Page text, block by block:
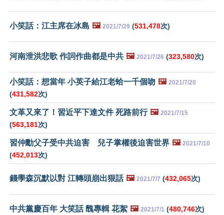
小笑話：江主席在冰島 🖼️ 2021/7/29 (531,478次)
河南泄洪悲歌 作詞作曲都是中共 🖼️ 2021/7/26 (323,580次)
小笑話：想當年 小英子給江老蛤一千個吻 🖼️ 2021/7/20
(431,582次)
文革又來了！習近平下達文件 死路前行 🖼️ 2021/7/15
(563,181次)
習仲勳父子受中共迫害 兒子掌權後迫害世界 🖼️ 2021/7/10
(452,013次)
錢學森沉默以對 江轉頭崩出狠話 🖼️ 2021/7/7 (432,065次)
中共黨慶百年 大笑話 醜專輯 花絮 🖼️ 2021/7/1 (480,746次)